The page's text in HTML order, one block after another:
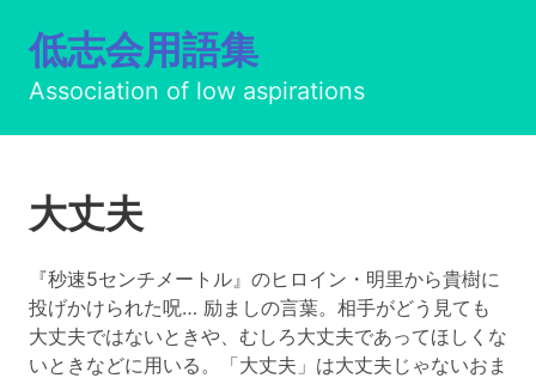
低志会用語集
Association of low aspirations
大丈夫
『秒速5センチメートル』のヒロイン・明里から貴樹に
投げかけられた呪… 励ましの言葉。相手がどう見ても
大丈夫ではないときや、むしろ大丈夫であってほしくな
いときなどに用いる。「大丈夫」は大丈夫じゃないおま